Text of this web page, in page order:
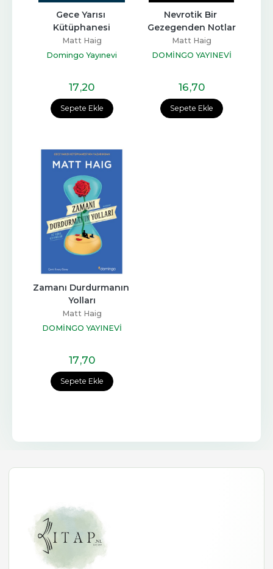
Sepete Ekle
Gece Yarısı
Kütüphanesi
Matt Haig
Domingo Yayınevi
17,20
Sepete Ekle
Nevrotik Bir
Gezegenden Notlar
Matt Haig
DOMİNGO YAYINEVİ
16,70
Sepete Ekle
Zamanı Durdurmanın
Yolları
Matt Haig
DOMİNGO YAYINEVİ
17,70